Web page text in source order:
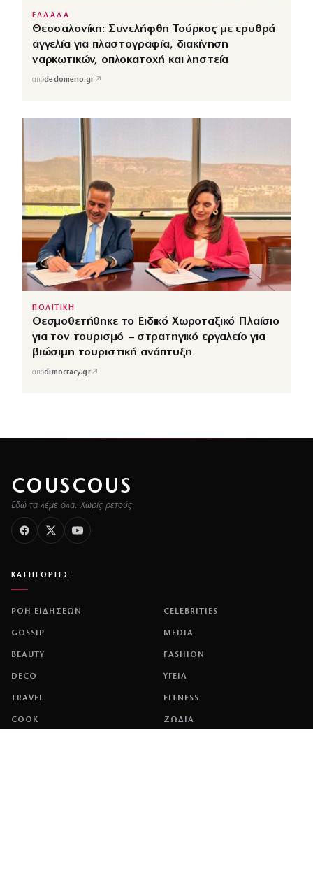
ΕΛΛΑΔΑ
Θεσσαλονίκη: Συνελήφθη Τούρκος με ερυθρά
αγγελία για πλαστογραφία, διακίνηση
ναρκωτικών, οπλοκατοχή και ληστεία
απόdedomeno.gr ↗
ΠΟΛΙΤΙΚΗ
Θεσμοθετήθηκε το Ειδικό Χωροταξικό Πλαίσιο
για τον τουρισμό – στρατηγικό εργαλείο για
βιώσιμη τουριστική ανάπτυξη
απόdimocracy.gr↗
COUSCOUS
Εδώ τα λέμε όλα. Χωρίς ρετούς.
ΚΑΤΗΓΟΡΙΕΣ
ΡΟΗ ΕΙΔΗΣΕΩΝ CELEBRITIES
GOSSIP MEDIA
BEAUTY FASHION
DECO ΥΓΕΙΑ
TRAVEL FITNESS
COOK ΖΩΔΙΑ